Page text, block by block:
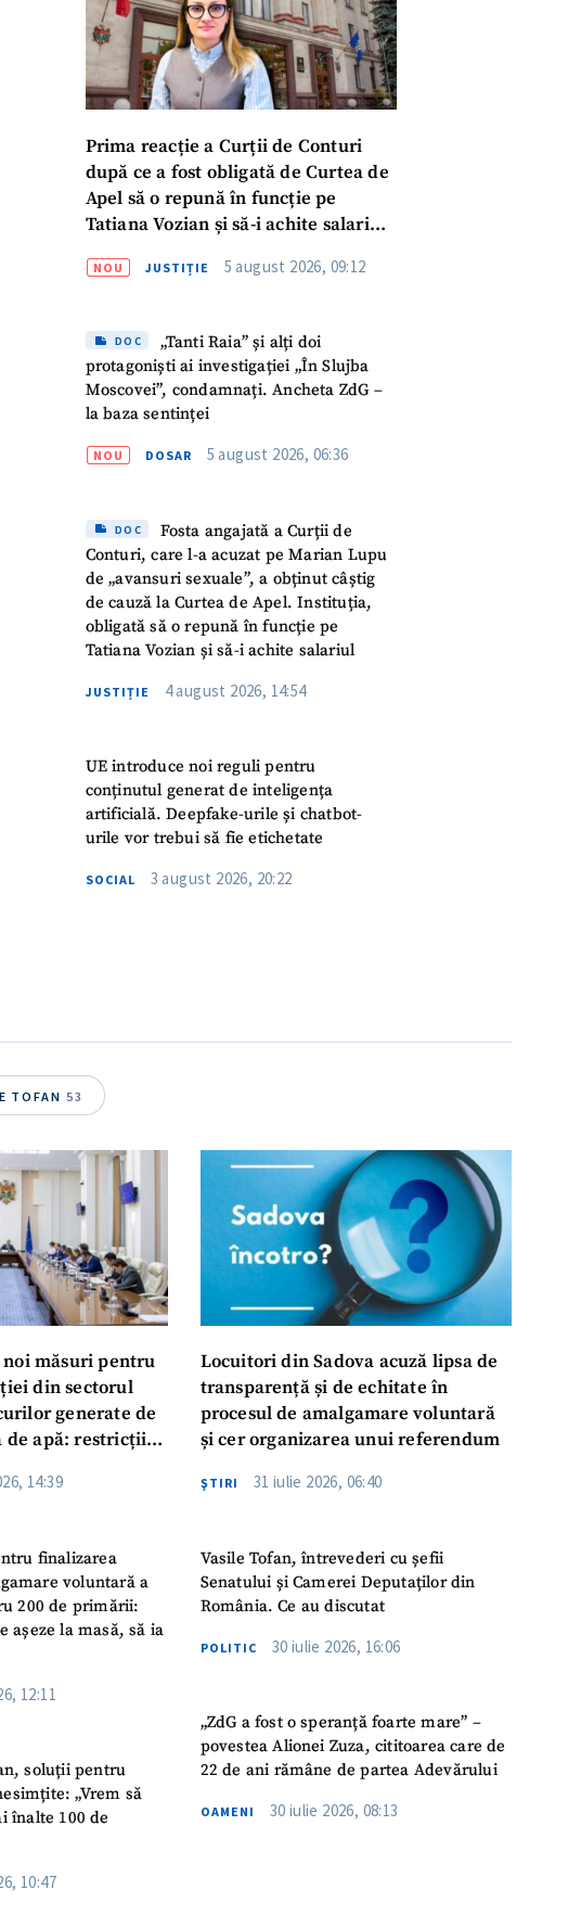
Prima reacție a Curții de Conturi
după ce a fost obligată de Curtea de
Apel să o repună în funcție pe
Tatiana Vozian și să-i achite salariul
muncă”
NOU JUSTIȚIE 5 august 2026, 09:12
DOC
„Tanti Raia” și alți doi
protagoniști ai investigației „În Slujba
Moscovei”, condamnați. Ancheta ZdG –
la baza sentinței
NOU DOSAR 5 august 2026, 06:36
DOC
Fosta angajată a Curții de
Conturi, care l-a acuzat pe Marian Lupu
de „avansuri sexuale”, a obținut câștig
de cauză la Curtea de Apel. Instituția,
obligată să o repună în funcție pe
Tatiana Vozian și să-i achite salariul
JUSTIȚIE 4 august 2026, 14:54
UE introduce noi reguli pentru
conținutul generat de inteligența
artificială. Deepfake-urile și chatbot-
urile vor trebui să fie etichetate
SOCIAL 3 august 2026, 20:22
TOFAN 53
măsuri pentru
din sectorul
generate de
de apă: restricții
14:39
finalizarea
voluntară a
200 de primării:
așeze la masă, să ia
12:11
soluții pentru
„Vrem să
înalte 100 de
10:47
Locuitori din Sadova acuză lipsa de
transparență și de echitate în
procesul de amalgamare voluntară
și cer organizarea unui referendum
ŞTIRI 31 iulie 2026, 06:40
Vasile Tofan, întrevederi cu șefii
Senatului și Camerei Deputaților din
România. Ce au discutat
POLITIC 30 iulie 2026, 16:06
„ZdG a fost o speranță foarte mare” –
povestea Alionei Zuza, cititoarea care de
22 de ani rămâne de partea Adevărului
OAMENI 30 iulie 2026, 08:13
+ Emailul meu
+ Telefon personal
TRIMITE ȘTIREA